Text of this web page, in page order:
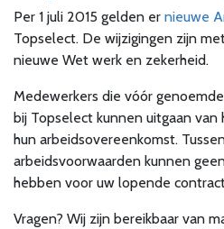
Per 1 juli 2015 gelden er nieuwe
Topselect. De wijzigingen zijn
nieuwe Wet werk en zekerheid.
Medewerkers die vóór
bij Topselect kunnen uitgaan
hun arbeidsovereenkomst.
arbeidsvoorwaarden kunnen
hebben voor uw lopende
Vragen? Wij zijn bereikbaar van